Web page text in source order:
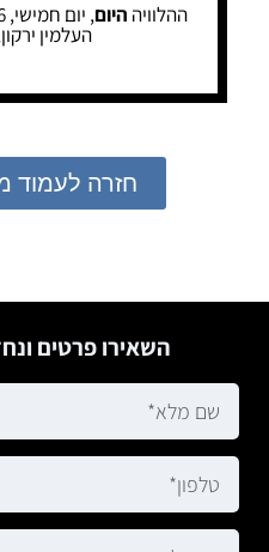
ההלוויה היום, יום חמישי, 2.7.26 בשעה
העלמין
חזרה לעמוד
השאירו פרטים